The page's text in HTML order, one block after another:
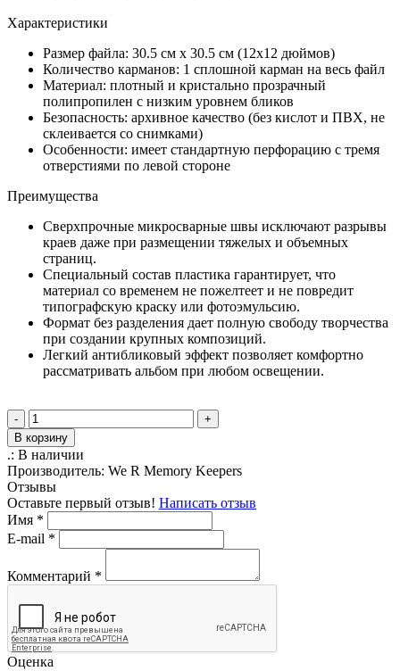
Характеристики
Размер файла: 30.5 см х 30.5 см (12х12 дюймов)
Количество карманов: 1 сплошной карман на весь файл
Материал: плотный и кристально прозрачный
полипропилен с низким уровнем бликов
Безопасность: архивное качество (без кислот и ПВХ, не
склеивается со снимками)
Особенности: имеет стандартную перфорацию с тремя
отверстиями по левой стороне
Преимущества
Сверхпрочные микросварные швы исключают разрывы
краев даже при размещении тяжелых и объемных
страниц.
Специальный состав пластика гарантирует, что
материал со временем не пожелтеет и не повредит
типографскую краску или фотоэмульсию.
Формат без разделения дает полную свободу творчества
при создании крупных композиций.
Легкий антибликовый эффект позволяет комфортно
рассматривать альбом при любом освещении.
-
+
В корзину
.: В наличии
Производитель: We R Memory Keepers
Отзывы
Оставьте первый отзыв! Написать отзыв
Имя *
E-mail *
Комментарий *
Оценка